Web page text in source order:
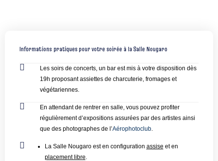
Informations pratiques pour votre soirée à la Salle Nougaro
Les soirs de concerts, un bar est mis à votre disposition dès
19h proposant assiettes de charcuterie, fromages et
végétariennes.
En attendant de rentrer en salle, vous pouvez profiter
régulièrement d’expositions assurées par des artistes ainsi
que des photographes de l’Aérophotoclub.
La Salle Nougaro est en configuration assise et en
placement libre